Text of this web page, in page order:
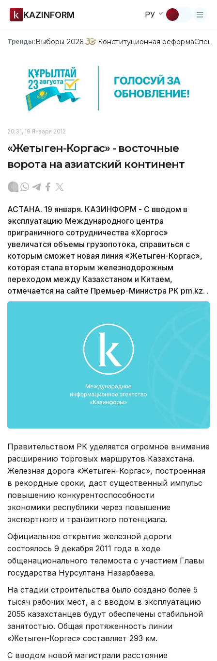
KAZINFORM РУ
Тренды:Выборы-2026 Конституционная реформа
20:31, 19 Января 2012
«Жетыген-Коргас» - восточные
ворота на азиатский континент
АСТАНА. 19 января. КАЗИНФОРМ - С вводом в
эксплуатацию Международного центра
приграничного сотрудничества «Хоргос»
увеличатся объемы грузопотока, справиться с
которым сможет новая линия «Жетыген-Коргас»,
которая стала вторым железнодорожным
переходом между Казахстаном и Китаем,
отмечается на сайте Премьер-Министра РК pm.kz. .
Правительством РК уделяется огромное внимание
расширению торговых маршрутов Казахстана.
Железная дорога «Жетыген-Коргас», построенная
в рекордные сроки, даст существенный импульс
повышению конкурентоспособности
экономики республики через повышение
экспортного и транзитного потенциала.
Официальное открытие железной дороги
состоялось 9 декабря 2011 года в ходе
общенационального телемоста с участием Главы
государства Нурсултана Назарбаева.
На стадии строительства было создано более 5
тысяч рабочих мест, а с вводом в эксплуатацию
2055 казахстанцев будут обеспечены стабильной
занятостью. Общая протяженность линии
«Жетыген-Коргас» составляет 293 км.
С вводом новой магистрали расстояние